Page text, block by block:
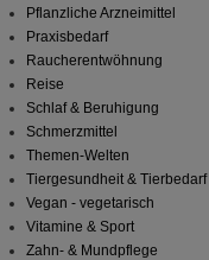
Pflanzliche Arzneimittel
Praxisbedarf
Raucherentwöhnung
Reise
Schlaf & Beruhigung
Schmerzmittel
Themen-Welten
Tiergesundheit & Tierbedarf
Vegan - vegetarisch
Vitamine & Sport
Zahn- & Mundpflege